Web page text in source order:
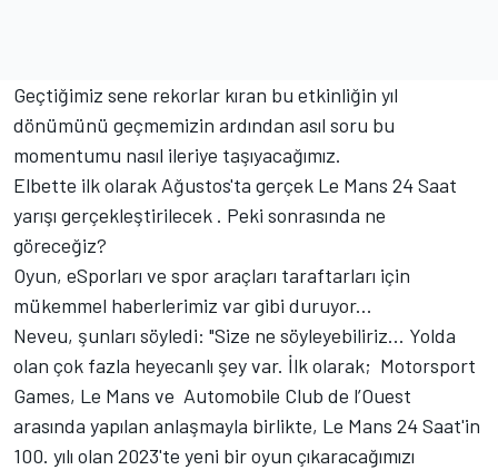
Geçtiğimiz sene rekorlar kıran bu etkinliğin yıl
dönümünü geçmemizin ardından asıl soru bu
momentumu nasıl ileriye taşıyacağımız.
Elbette ilk olarak Ağustos'ta gerçek Le Mans 24 Saat
yarışı gerçekleştirilecek . Peki sonrasında ne
göreceğiz?
Oyun, eSporları ve spor araçları taraftarları için
mükemmel haberlerimiz var gibi duruyor...
Neveu, şunları söyledi: "Size ne söyleyebiliriz... Yolda
olan çok fazla heyecanlı şey var. İlk olarak; Motorsport
Games, Le Mans ve Automobile Club de l’Ouest
arasında yapılan anlaşmayla birlikte, Le Mans 24 Saat'in
100. yılı olan 2023'te yeni bir oyun çıkaracağımızı